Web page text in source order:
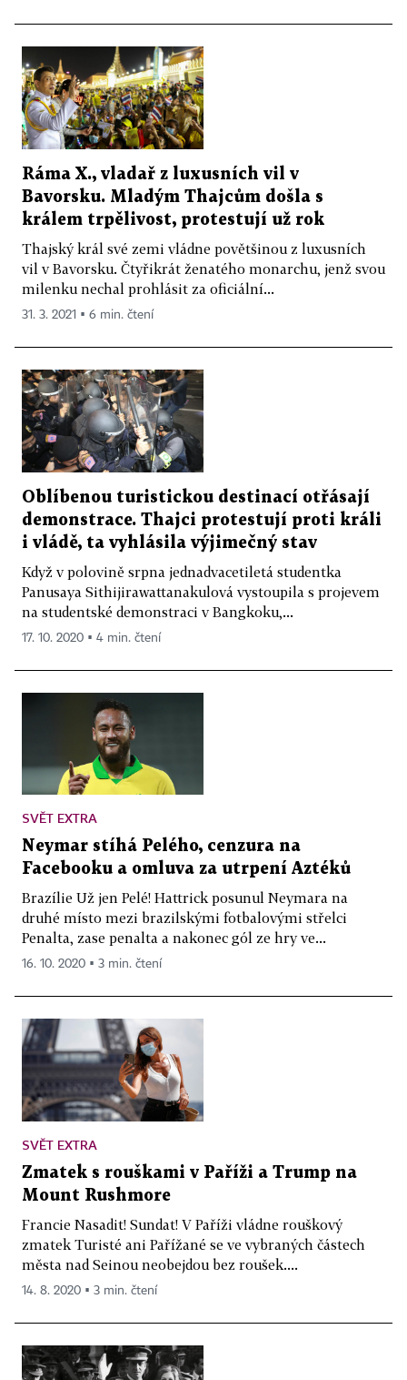
Ráma X., vladař z luxusních vil v
Bavorsku. Mladým Thajcům došla s
králem trpělivost, protestují už rok
Thajský král své zemi vládne povětšinou z luxusních
vil v Bavorsku. Čtyřikrát ženatého monarchu, jenž svou
milenku nechal prohlásit za oficiální...
31. 3. 2021 ▪ 6 min. čtení
Oblíbenou turistickou destinací otřásají
demonstrace. Thajci protestují proti králi
i vládě, ta vyhlásila výjimečný stav
Když v polovině srpna jednadvacetiletá studentka
Panusaya Sithijirawattanakulová vystoupila s projevem
na studentské demonstraci v Bangkoku,...
17. 10. 2020 ▪ 4 min. čtení
SVĚT EXTRA
Neymar stíhá Pelého, cenzura na
Facebooku a omluva za utrpení Aztéků
Brazílie Už jen Pelé! Hattrick posunul Neymara na
druhé místo mezi brazilskými fotbalovými střelci
Penalta, zase penalta a nakonec gól ze hry ve...
16. 10. 2020 ▪ 3 min. čtení
SVĚT EXTRA
Zmatek s rouškami v Paříži a Trump na
Mount Rushmore
Francie Nasadit! Sundat! V Paříži vládne rouškový
zmatek Turisté ani Pařížané se ve vybraných částech
města nad Seinou neobejdou bez roušek....
14. 8. 2020 ▪ 3 min. čtení